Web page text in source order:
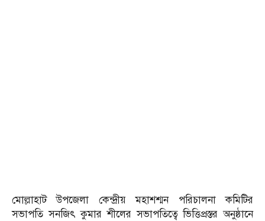
মোল্লাহাট উপজেলা কেন্দ্রীয় মহাশশ্মন পরিচালনা কমিটির
সভাপতি সনজিৎ কুমার শীলের সভাপতিত্বে ভিত্তিপ্রস্তর অনুষ্ঠানে